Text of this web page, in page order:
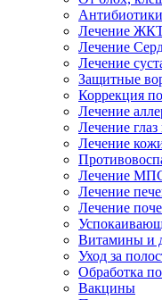
Антибиотики
Лечение
Лечение
Лечение
Защитные
Коррекция
Лечение
Лечение
Лечение
Лечение
Лечение
Лечение
Витамины и
Уход за
Обработка
Вакцины